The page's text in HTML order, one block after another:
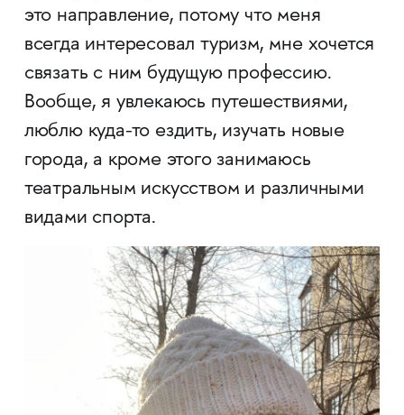
это направление, потому что меня
всегда интересовал туризм, мне хочется
связать с ним будущую профессию.
Вообще, я увлекаюсь путешествиями,
люблю куда-то ездить, изучать новые
города, а кроме этого занимаюсь
театральным искусством и различными
видами спорта.